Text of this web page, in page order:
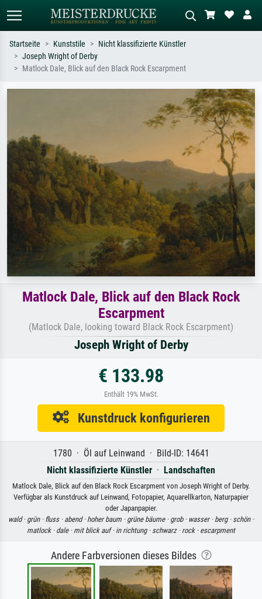
Standardsuche KI-Bildersuche
Wiese, Abstrakt mit viel Rot, Dunkles
Ölgemälde, Stehender Akt neben einem
Baum.
Startseite Kunststile
Nicht klassifizierte Künstler
Joseph Wright of Derby
Matlock Dale, Blick auf den Black Rock Escarpment
Matlock Dale, Blick auf den Black Rock
Escarpment
(Matlock Dale, looking toward Black Rock Escarpment)
Joseph Wright of Derby
€ 133.98
Enthält 19% MwSt.
Kunstdruck konfigurieren
1780 · Öl auf Leinwand · Bild-ID: 14641
Nicht klassifizierte Künstler · Landschaften
Matlock Dale, Blick auf den Black Rock Escarpment von Joseph Wright of Derby.
Verfügbar als Kunstdruck auf Leinwand, Fotopapier, Aquarellkarton, Naturpapier
oder Japanpapier.
wald · grün · fluss · abend · hoher baum · grüne bäume · grob · wasser · berg · schön ·
matlock · dale · mit blick auf · in richtung · schwarz · rock · escarpment
Andere Farbversionen dieses Bildes